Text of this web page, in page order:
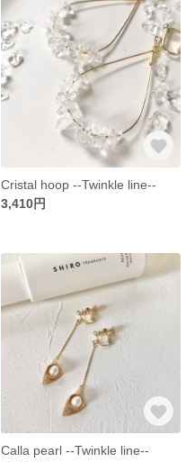
Cristal hoop --Twinkle line--
3,410円
Calla pearl --Twinkle line--